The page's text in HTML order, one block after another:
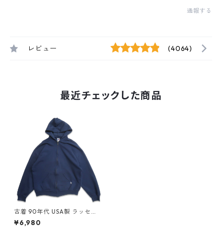
通報する
レビュー (4064)
最近チェックした商品
古着 90年代 USA製 ラッセル
RUSSELL 無地 ジップアップ
スウェットパーカー トレーナ
¥6,980